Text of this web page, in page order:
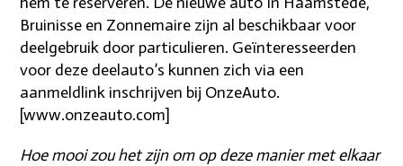
Bruinisse en Zonnemaire zijn al beschikbaar voor
deelgebruik door particulieren. Geïnteresseerden
voor deze deelauto’s kunnen zich via een
aanmeldlink inschrijven bij OnzeAuto.
[www.onzeauto.com]
Hoe mooi zou het zijn om op deze manier met elkaar